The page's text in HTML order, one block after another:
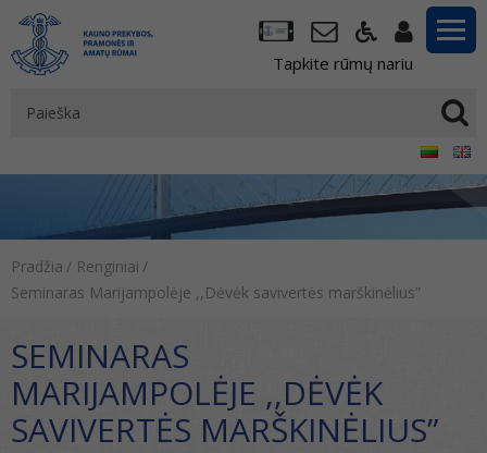
Tapkite rūmų nariu
Pradžia / Renginiai /
Seminaras Marijampolėje ,,Dėvėk savivertės marškinėlius”
SEMINARAS
MARIJAMPOLĖJE ,,DĖVĖK
SAVIVERTĖS MARŠKINĖLIUS”